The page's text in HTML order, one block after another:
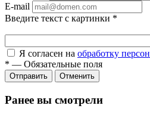
E-mail
Введите текст с картинки *
Я согласен на обработку
* — Обязательные поля
Отправить Отменить
Ранее вы смотрели